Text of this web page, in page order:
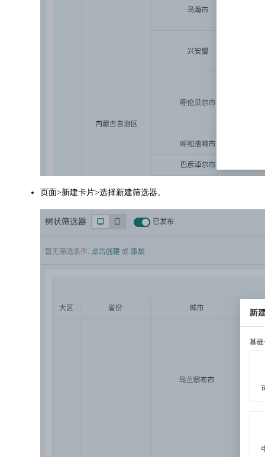
页面>新建卡片>选择新建筛选器。